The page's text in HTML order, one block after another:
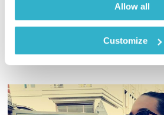
Allow all
Customize